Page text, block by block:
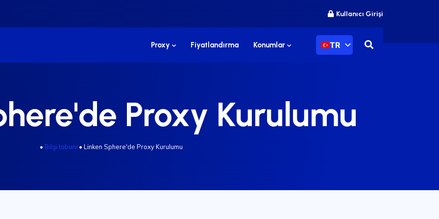
Kullanıcı Girişi
Proxy Fiyatlandırma Konumlar TR
Proxy Kurulumu
• Bilgi tabanı • Linken Sphere'de Proxy Kurulumu